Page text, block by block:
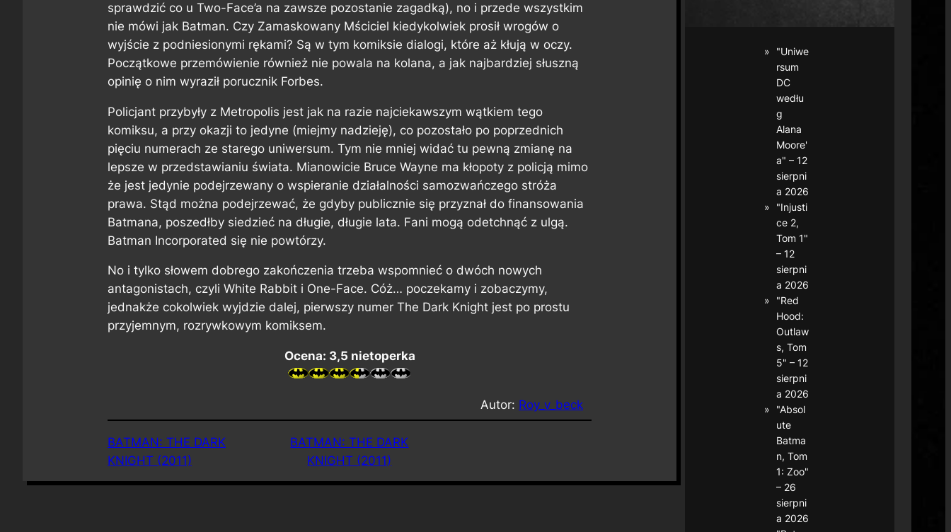
sprawdzić co u Two-Face’a na zawsze pozostanie zagadką), no i przede wszystkim
nie mówi jak Batman. Czy Zamaskowany Mściciel kiedykolwiek prosił wrogów o
wyjście z podniesionymi rękami? Są w tym komiksie dialogi, które aż kłują w oczy.
Początkowe przemówienie również nie powala na kolana, a jak najbardziej słuszną
opinię o nim wyraził porucznik Forbes.
Policjant przybyły z Metropolis jest jak na razie najciekawszym wątkiem tego
komiksu, a przy okazji to jedyne (miejmy nadzieję), co pozostało po poprzednich
pięciu numerach ze starego uniwersum. Tym nie mniej widać tu pewną zmianę na
lepsze w przedstawianiu świata. Mianowicie Bruce Wayne ma kłopoty z policją mimo
że jest jedynie podejrzewany o wspieranie działalności samozwańczego stróża
prawa. Stąd można podejrzewać, że gdyby publicznie się przyznał do finansowania
Batmana, poszedłby siedzieć na długie, długie lata. Fani mogą odetchnąć z ulgą.
Batman Incorporated się nie powtórzy.
No i tylko słowem dobrego zakończenia trzeba wspomnieć o dwóch nowych
antagonistach, czyli White Rabbit i One-Face. Cóż… poczekamy i zobaczymy,
jednakże cokolwiek wyjdzie dalej, pierwszy numer The Dark Knight jest po prostu
przyjemnym, rozrywkowym komiksem.
Ocena: 3,5 nietoperka
Autor: Roy_v_beck
BATMAN: THE DARK
KNIGHT (2011)
BATMAN: THE DARK
KNIGHT (2011)
"Uniwe
rsum
DC
wedłu
g
Alana
Moore'
a" – 12
sierpni
a 2026
"Injusti
ce 2,
Tom 1"
– 12
sierpni
a 2026
"Red
Hood:
Outlaw
s, Tom
5" – 12
sierpni
a 2026
"Absol
ute
Batma
n, Tom
1: Zoo"
– 26
sierpni
a 2026